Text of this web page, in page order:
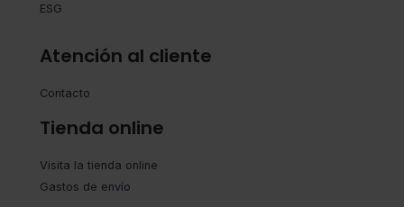
ESG
Atención al cliente
Contacto
Tienda online
Visita la tienda online
Gastos de envío